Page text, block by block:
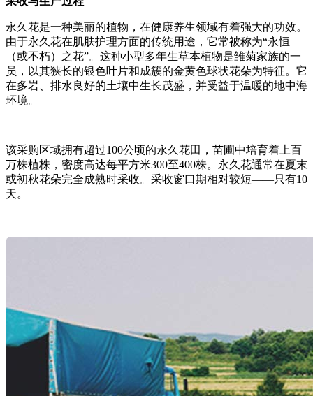
永久花是一种美丽的植物，在健康养生领域有着强大的功效。
由于永久花在肌肤护理方面的传统用途，它常被称为“永恒
（或不朽）之花”。这种小型多年生草本植物是雏菊家族的一
员，以其狭长的银色叶片和成簇的金黄色球状花朵为特征。它
在多岩、排水良好的土壤中生长茂盛，并受益于温暖的地中海
环境。
该采购区域拥有超过100公顷的永久花田，苗圃中培育着上百
万株植株，密度高达每平方米300至400株。永久花通常在夏末
或初秋花朵完全成熟时采收。采收窗口期相对较短——只有10
天。